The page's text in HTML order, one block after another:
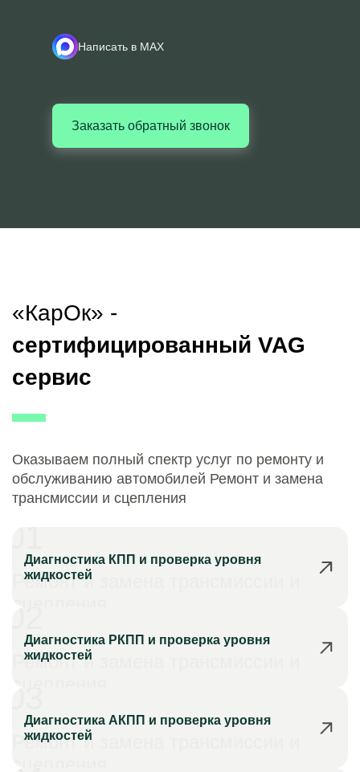
Написать в MAX
Заказать обратный звонок
«КарОк» -
сертифицированный VAG
сервис
Оказываем полный спектр услуг по ремонту и
обслуживанию автомобилей Ремонт и замена
трансмиссии и сцепления
Ремонт и замена трансмиссии и
Диагностика КПП и проверка уровня
жидкостей
Ремонт и замена трансмиссии и
Диагностика РКПП и проверка уровня
жидкостей
Ремонт и замена трансмиссии и
Диагностика АКПП и проверка уровня
жидкостей